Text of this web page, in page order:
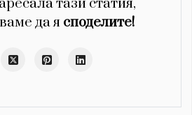
тази статия,
да я споделите!